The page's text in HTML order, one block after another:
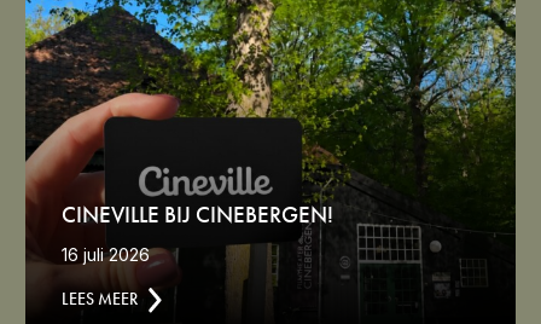
CINEVILLE BIJ CINEBERGEN!
16 juli 2026
LEES MEER